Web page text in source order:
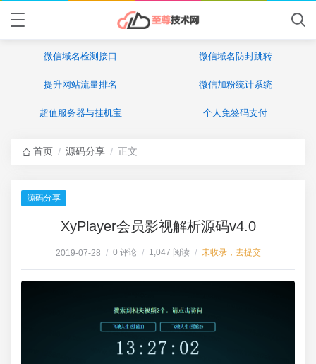
微信域名检测接口 微信域名防封跳转
提升网站流量排名 微信加粉统计系统
超值服务器与挂机宝 个人免签码支付
首页 / 源码分享 / 正文
源码分享
XyPlayer会员影视解析源码v4.0
2019-07-28 / 0 评论 / 1,047 阅读 / 未收录，去提交